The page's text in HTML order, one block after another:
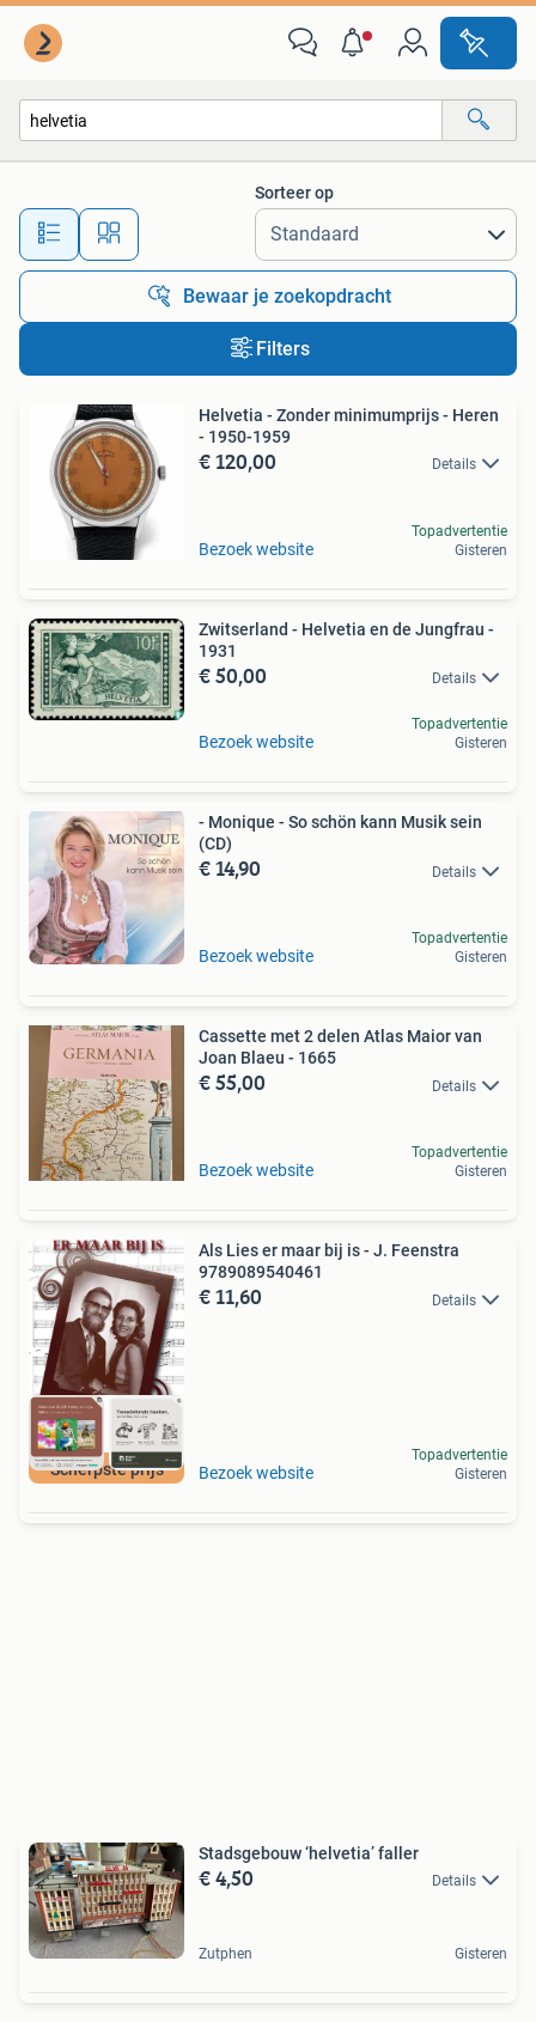
Alle afstanden…
Sorteer op
Bewaar je zoekopdracht
Filters
Helvetia - Zonder minimumprijs - Heren
- 1950-1959
€ 120,00 Details
Bezoek website
Topadvertentie
Gisteren
Zwitserland - Helvetia en de Jungfrau -
1931
€ 50,00 Details
Bezoek website
Topadvertentie
Gisteren
- Monique - So schön kann Musik sein
(CD)
€ 14,90 Details
Bezoek website
Topadvertentie
Gisteren
Cassette met 2 delen Atlas Maior van
Joan Blaeu - 1665
€ 55,00 Details
Bezoek website
Topadvertentie
Gisteren
Scherpste prijs
Als Lies er maar bij is - J. Feenstra
9789089540461
€ 11,60 Details
Bezoek website
Topadvertentie
Gisteren
Stadsgebouw ‘helvetia’ faller
€ 4,50 Details
Zutphen Gisteren